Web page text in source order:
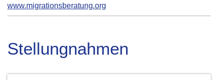
www.migrationsberatung.org
Stellungnahmen